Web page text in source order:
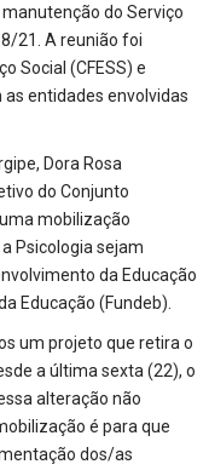
do Serviço
21. A reunião foi
Social (CFESS) e
as entidades envolvidas
Dora Rosa
do Conjunto
mobilização
Psicologia sejam
da Educação
Educação (Fundeb).
um projeto que retira o
a última sexta (22), o
alteração não
é para que
dos/as